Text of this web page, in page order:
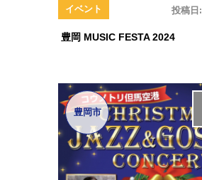
投稿日:
イベント
豊岡 MUSIC FESTA 2024
豊岡市